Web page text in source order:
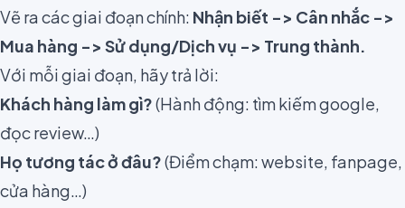
Vẽ ra các giai đoạn chính: Nhận biết -> Cân nhắc ->
Mua hàng -> Sử dụng/Dịch vụ -> Trung thành.
Với mỗi giai đoạn, hãy trả lời:
Khách hàng làm gì?(Hành động: tìm kiếm google,
đọc review…)
Họ tương tác ở đâu?(Điểm chạm: website, fanpage,
cửa hàng…)